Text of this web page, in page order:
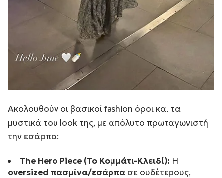
Ακολουθούν οι βασικοί fashion όροι και τα
μυστικά του look της, με απόλυτο πρωταγωνιστή
την εσάρπα:
The Hero Piece (Το Κομμάτι-Κλειδί): Η
oversized πασμίνα/εσάρπα σε ουδέτερους,